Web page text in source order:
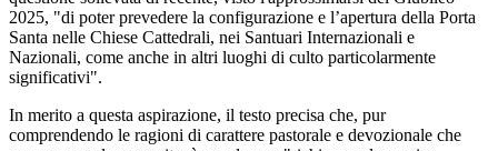
2025, "di poter prevedere la configurazione e l’apertura della Porta
Santa nelle Chiese Cattedrali, nei Santuari Internazionali e
Nazionali, come anche in altri luoghi di culto particolarmente
significativi".
In merito a questa aspirazione, il testo precisa che, pur
comprendendo le ragioni di carattere pastorale e devozionale che